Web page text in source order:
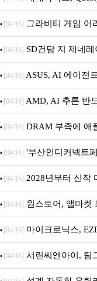
내 정식 출시
[04/16] 그라비티 게임 어
던전 13’ 참가!
[04/16] SD건담 지 제네
아의 용사’ 재개최 및
[04/16] ASUS, AI 에이전
[04/16] AMD, AI 추론 반
[04/16] DRAM 부족에 애
퍼 대기
[04/16] '부산인디커넥트
개막... 22일간 진행
[04/16] 2028년부터 신작
문 추가
[04/16] 원스토어, 앱마켓
[04/16] 마이크로닉스,
시
[04/16] 서린씨앤아이, 팀